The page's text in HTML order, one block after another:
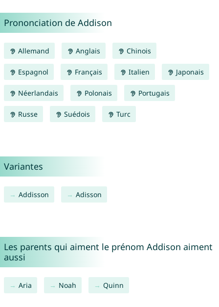
Prononciation de Addison
Allemand Anglais Chinois
Espagnol Français Italien Japonais
Néerlandais Polonais Portugais
Russe Suédois Turc
Variantes
Addisson Adisson
Les parents qui aiment le prénom Addison aiment
aussi
Aria Noah Quinn